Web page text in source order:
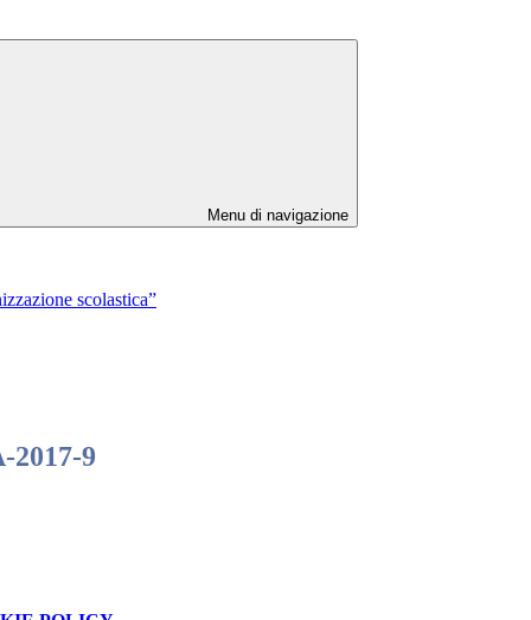
Menu di navigazione
scolastica”
2017-9